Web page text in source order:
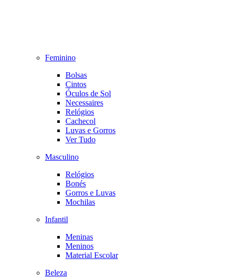
Feminino
Bolsas
Cintos
Óculos de Sol
Necessaires
Relógios
Cachecol
Luvas e Gorros
Ver Tudo
Masculino
Relógios
Bonés
Gorros e Luvas
Mochilas
Infantil
Meninas
Meninos
Material Escolar
Beleza